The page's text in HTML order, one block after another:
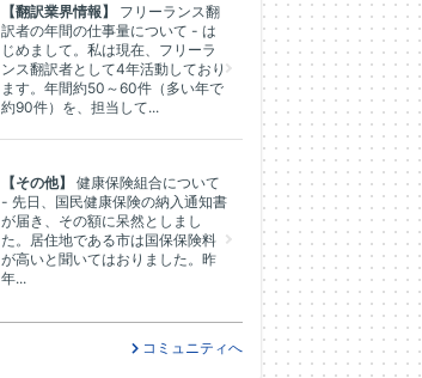
【翻訳業界情報】
フリーランス翻
訳者の年間の仕事量について - は
じめまして。私は現在、フリーラ
ンス翻訳者として4年活動しており
ます。年間約50～60件（多い年で
約90件）を、担当して...
【その他】
健康保険組合について
- 先日、国民健康保険の納入通知書
が届き、その額に呆然としまし
た。居住地である市は国保保険料
が高いと聞いてはおりました。昨
年...
コミュニティへ